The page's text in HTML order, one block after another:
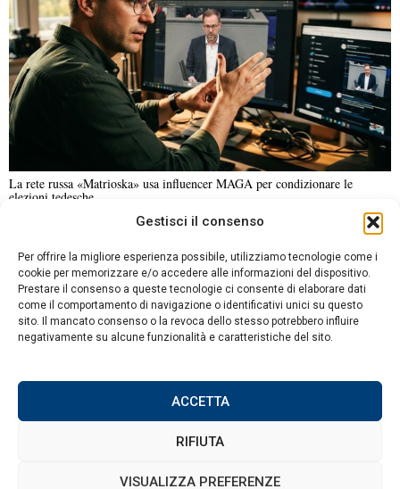
Gestisci il consenso
Per offrire la migliore esperienza possibile, utilizziamo tecnologie come i
cookie per memorizzare e/o accedere alle informazioni del dispositivo.
Prestare il consenso a queste tecnologie ci consente di elaborare dati
come il comportamento di navigazione o identificativi unici su questo
sito. Il mancato consenso o la revoca dello stesso potrebbero influire
negativamente su alcune funzionalità e caratteristiche del sito.
ACCETTA
RIFIUTA
VISUALIZZA PREFERENZE
La rete russa «Matrioska» usa influencer MAGA per condizionare le
elezioni tedesche
ANALISI E OPINIONI
SPORT CULTURA VIAGGI
Contatti
Informativa sulla privacy
DA NON PERDERE
riapertura temporanea
per 60 giorni
fallito contro il regime